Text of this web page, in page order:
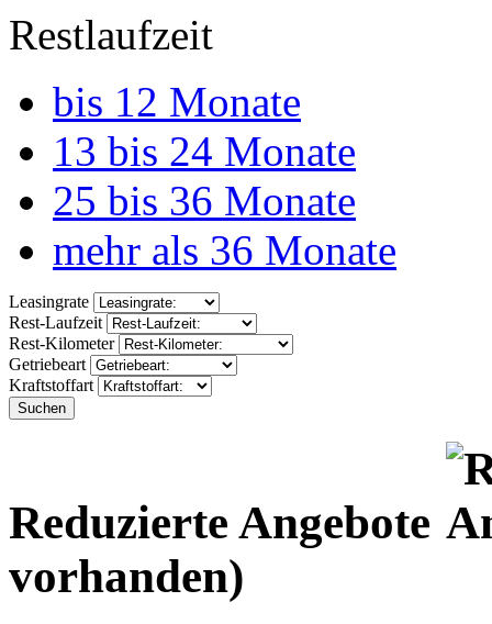
Restlaufzeit
bis 12 Monate
13 bis 24 Monate
25 bis 36 Monate
mehr als 36 Monate
Leasingrate
Rest-Laufzeit
Rest-Kilometer
Getriebeart
Kraftstoffart
Suchen
Reduzierte Angebote
vorhanden)